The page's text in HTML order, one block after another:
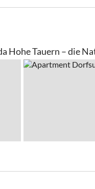
Hohe Tauern – die